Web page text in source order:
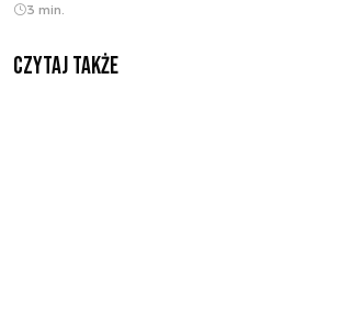
3 min.
Czytaj także